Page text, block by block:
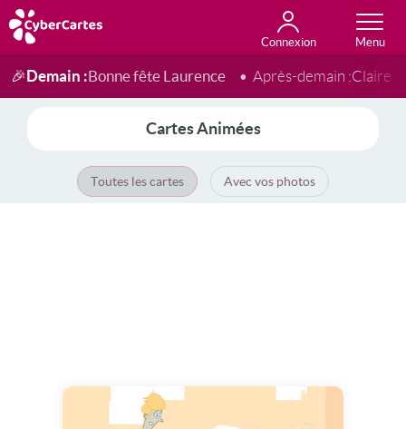
Connexion
Anniversaire
Fête du jour
Amour
Amitié
Merci
Toutes les cartes
🎉Demain :Bonne fête Laurence Après-demain :Claire
Cartes Animées
Toutes les cartes Avec vos photos